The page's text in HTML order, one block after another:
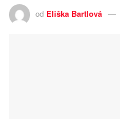
od Eliška Bartlová